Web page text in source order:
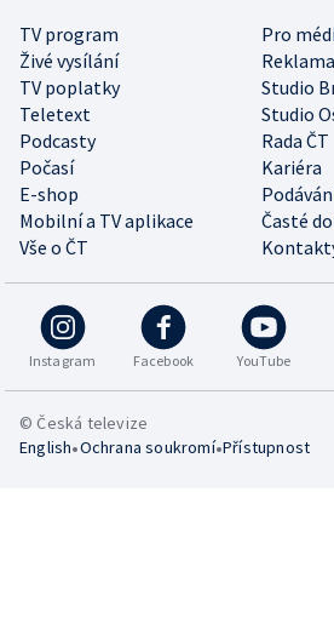
TV program
Pro
Živé vysílání
Reklama
TV poplatky
Studio
Teletext
Studio
Podcasty
Rada ČT
Počasí
Kariéra
E-shop
Mobilní a TV aplikace
Časté
Vše o ČT
Instagram Facebook YouTube
© Česká televize
English•Ochrana soukromí•Přístupnost